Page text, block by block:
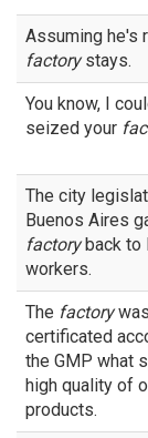
Assuming he's
factorystays.
You know, I
seized your
The city
Buenos Aires
factoryback to
workers.
The factorywas
certificated
the GMP what
high quality of
products.